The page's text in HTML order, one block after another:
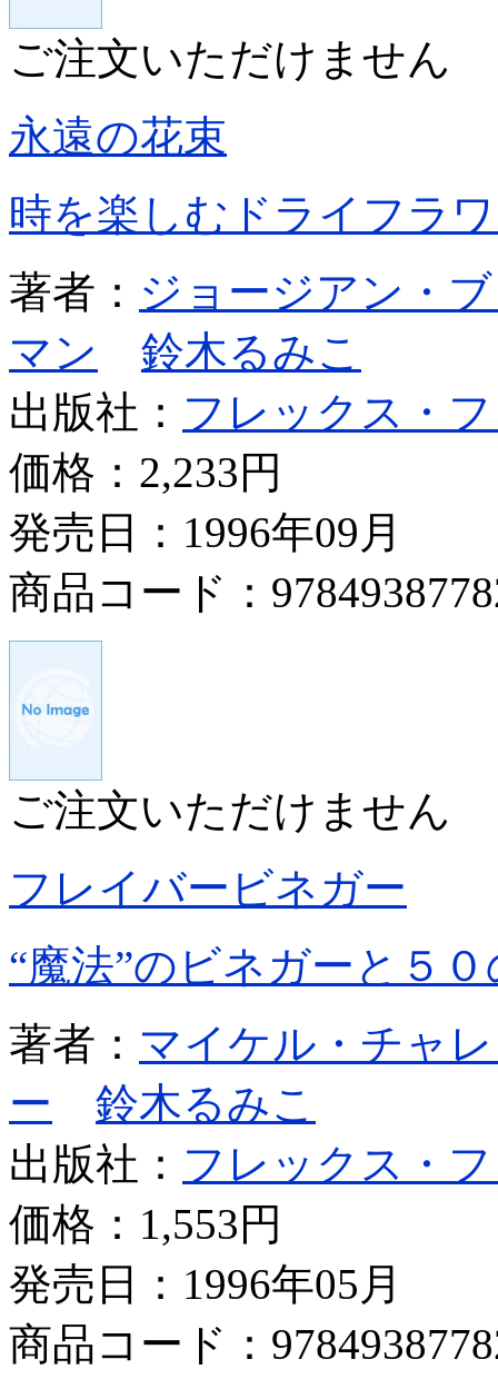
ご注文いただけません
永遠の花束
時を楽しむドライフラ
著者： ジョージアン・
マン
鈴木るみこ
出版社： フレックス・
価格： 2,233円
発売日：1996年09月
商品コード：
ご注文いただけません
フレイバービネガー
“魔法”のビネガーと５
著者： マイケル・チャ
ー
鈴木るみこ
出版社： フレックス・
価格： 1,553円
発売日：1996年05月
商品コード：